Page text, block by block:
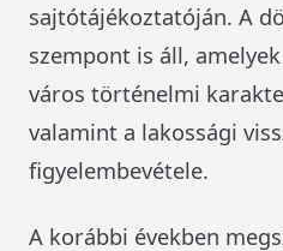
sajtótájékoztatóján. A
szempont is áll,
város történelmi
valamint a lakossági
figyelembevétele.
A korábbi években